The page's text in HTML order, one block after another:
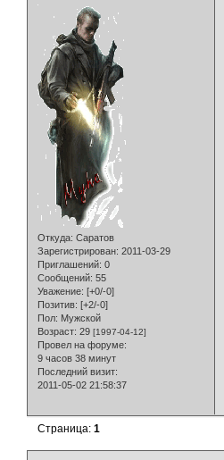
Откуда: Саратов
Зарегистрирован: 2011-03-29
Приглашений: 0
Сообщений: 55
Уважение: [+0/-0]
Позитив: [+2/-0]
Пол: Мужской
Возраст: 29 [1997-04-12]
Провел на форуме:
9 часов 38 минут
Последний визит:
2011-05-02 21:58:37
Страница:1